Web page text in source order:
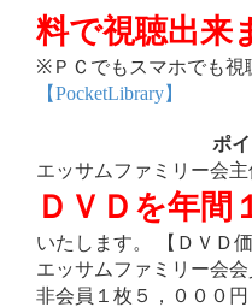
料で視聴出来
※ＰＣでもスマホでも視
【PocketLibrary】
ポ
エッサムファミリー会
ＤＶＤを年間
いたします。 【ＤＶＤ
エッサムファミリー会
非会員１枚５，０００円